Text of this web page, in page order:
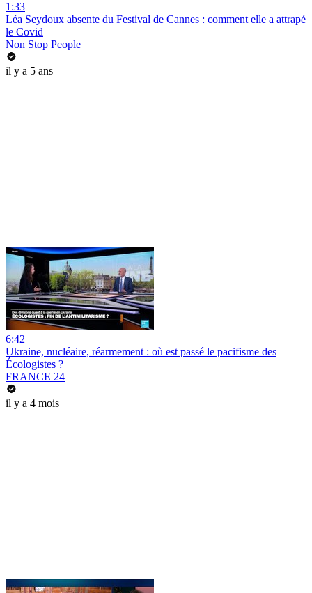
1:33
Léa Seydoux absente du Festival de Cannes : comment elle a attrapé
le Covid
Non Stop People
il y a 5 ans
6:42
Ukraine, nucléaire, réarmement : où est passé le pacifisme des
Écologistes ?
FRANCE 24
il y a 4 mois